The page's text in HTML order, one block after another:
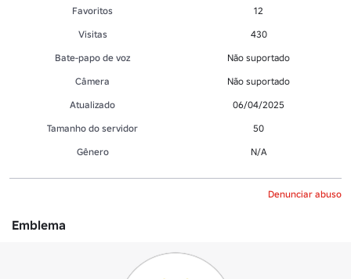
Favoritos
12
Visitas
430
Bate-papo de voz
Não suportado
Câmera
Não suportado
Atualizado
06/04/2025
Tamanho do servidor
50
Gênero
N/A
Denunciar abuso
Emblema